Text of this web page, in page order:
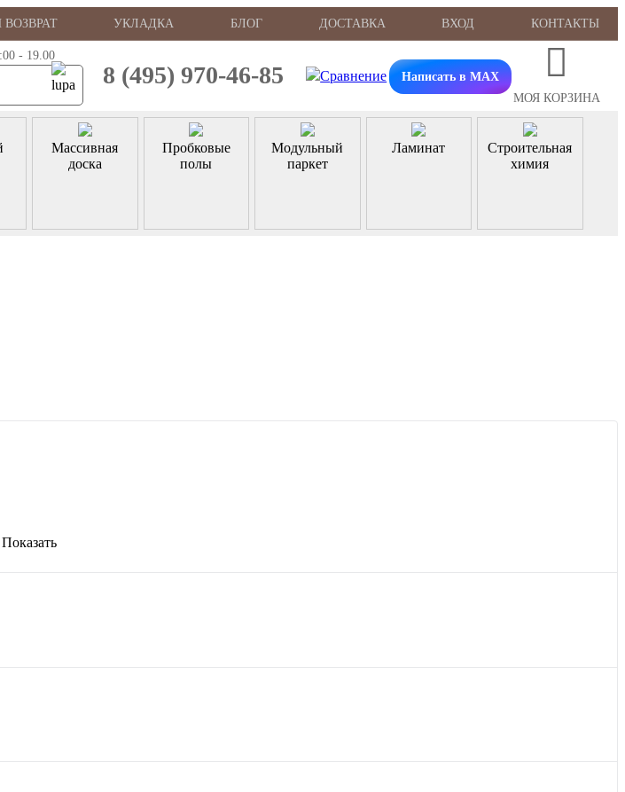
УКЛАДКА БЛОГ ДОСТАВКА ВХОД КОНТАКТЫ
- 19.00
8 (495) 970-46-85
Написать в MAX
МОЯ КОРЗИНА
Массивная
доска
Пробковые
полы
Модульный
паркет
Ламинат
Строительная
химия
Показать